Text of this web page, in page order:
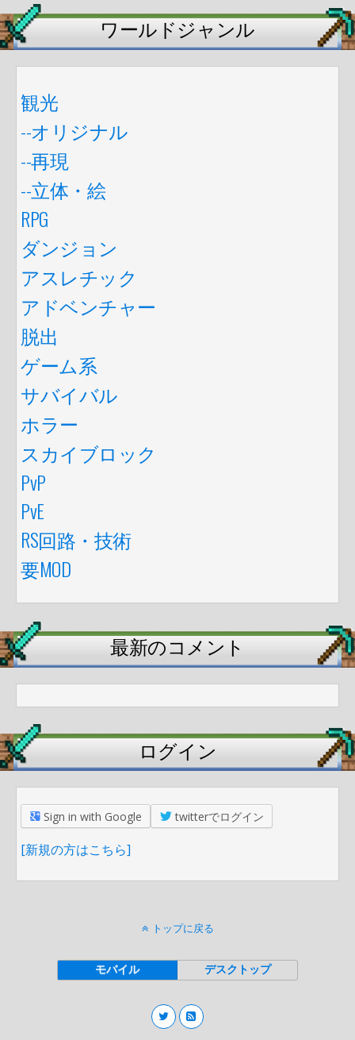
ワールドジャンル
観光
--オリジナル
--再現
--立体・絵
RPG
ダンジョン
アスレチック
アドベンチャー
脱出
ゲーム系
サバイバル
ホラー
スカイブロック
PvP
PvE
RS回路・技術
要MOD
最新のコメント
ログイン
Sign in with Google twitterでログイン
[新規の方はこちら]
トップに戻る
モバイル デスクトップ